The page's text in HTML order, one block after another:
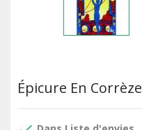
Épicure En Corrèze